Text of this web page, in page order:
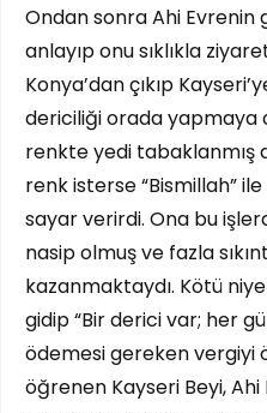
Ondan sonra Ahi Evrenin
anlayıp onu sıklıkla
Konya’dan çıkıp
dericiliği orada yapmaya
renkte yedi tabaklanmış
renk isterse “Bismillah”
sayar verirdi. Ona bu
nasip olmuş ve fazla
kazanmaktaydı. Kötü
gidip “Bir derici var; her
ödemesi gereken vergiyi
öğrenen Kayseri Beyi,